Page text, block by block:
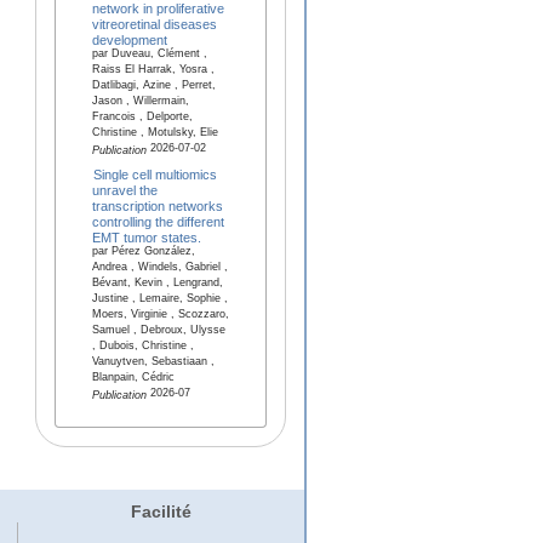
network in proliferative
vitreoretinal diseases
development
par Duveau, Clément ,
Raiss El Harrak, Yosra ,
Datlibagi, Azine , Perret,
Jason , Willermain,
Francois , Delporte,
Christine , Motulsky, Elie
Publication2026-07-02
Single cell multiomics
unravel the
transcription networks
controlling the different
EMT tumor states.
par Pérez González,
Andrea , Windels, Gabriel ,
Bévant, Kevin , Lengrand,
Justine , Lemaire, Sophie ,
Moers, Virginie , Scozzaro,
Samuel , Debroux, Ulysse
, Dubois, Christine ,
Vanuytven, Sebastiaan ,
Blanpain, Cédric
Publication2026-07
Facilité